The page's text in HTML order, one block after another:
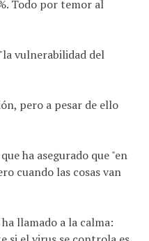
Todo por temor al
vulnerabilidad del
pero a pesar de ello
ha asegurado que "en
cuando las cosas van
llamado a la calma: